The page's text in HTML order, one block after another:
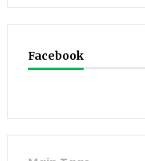
Facebook